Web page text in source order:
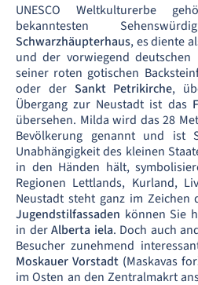
UNESCO Weltkulturerbe
bekanntesten
Schwarzhäupterhaus, es diente
und der vorwiegend
seiner roten gotischen
oder der Sankt Petrikirche,
Übergang zur Neustadt ist das
übersehen. Milda wird das 28
Bevölkerung genannt und ist
Unabhängigkeit des kleinen
in den Händen hält,
Regionen Lettlands, Kurland,
Neustadt steht ganz im Zeichen
Jugendstilfassaden können Sie
in derAlberta iela. Doch auch
Besucher zunehmend
Moskauer Vorstadt (Maskavas
im Osten an den Zentralmakrt